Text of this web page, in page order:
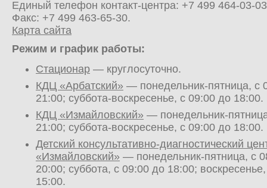
Единый телефон контакт-центра: +7 499 464-03-03
Факс: +7 499 463-65-30.
Карта сайта
Режим и график работы:
Стационар — круглосуточно.
КДЦ «Арбатский» — понедельник-пятница, с
21:00; суббота-воскресенье, с 09:00 до 18:00.
КДЦ «Измайловский» — понедельник-
21:00; суббота-воскресенье, с 09:00 до 18:00.
Детский консультативно-диагностический
«Измайловский» — понедельник-пятница, с
20:00; суббота, с 09:00 до 18:00;
15:00.